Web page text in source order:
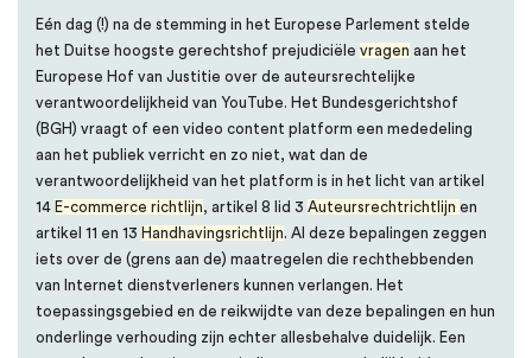
Eén dag (!) na de stemming in het Europese Parlement stelde
het Duitse hoogste gerechtshof prejudiciële vragen aan het
Europese Hof van Justitie over de auteursrechtelijke
verantwoordelijkheid van YouTube. Het Bundesgerichtshof
(BGH) vraagt of een video content platform een mededeling
aan het publiek verricht en zo niet, wat dan de
verantwoordelijkheid van het platform is in het licht van artikel
14 E-commerce richtlijn, artikel 8 lid 3 Auteursrechtrichtlijn en
artikel 11 en 13 Handhavingsrichtlijn. Al deze bepalingen zeggen
iets over de (grens aan de) maatregelen die rechthebbenden
van Internet dienstverleners kunnen verlangen. Het
toepassingsgebied en de reikwijdte van deze bepalingen en hun
onderlinge verhouding zijn echter allesbehalve duidelijk. Een